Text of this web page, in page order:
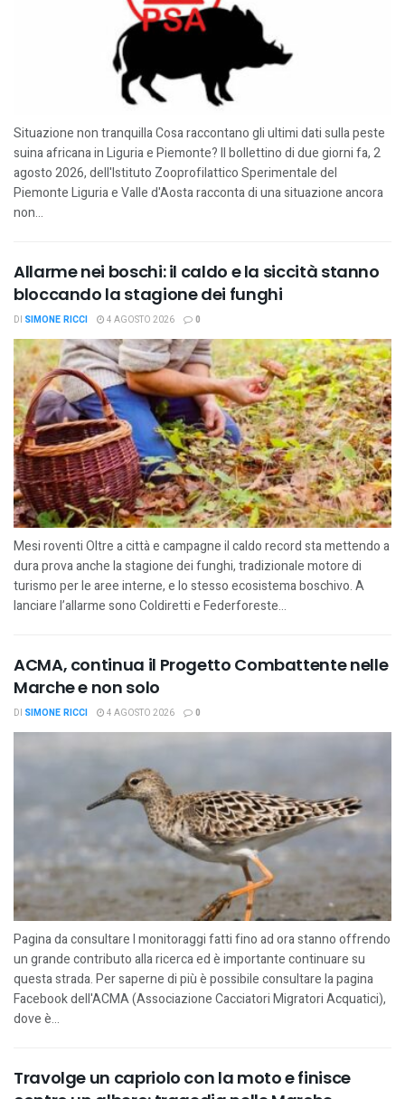
Situazione non tranquilla Cosa raccontano gli ultimi dati sulla peste
suina africana in Liguria e Piemonte? Il bollettino di due giorni fa, 2
agosto 2026, dell'Istituto Zooprofilattico Sperimentale del
Piemonte Liguria e Valle d'Aosta racconta di una situazione ancora
non...
Allarme nei boschi: il caldo e la siccità stanno
bloccando la stagione dei funghi
DI SIMONE RICCI 4 AGOSTO 2026 0
Mesi roventi Oltre a città e campagne il caldo record sta mettendo a
dura prova anche la stagione dei funghi, tradizionale motore di
turismo per le aree interne, e lo stesso ecosistema boschivo. A
lanciare l’allarme sono Coldiretti e Federforeste...
ACMA, continua il Progetto Combattente nelle
Marche e non solo
DI SIMONE RICCI 4 AGOSTO 2026 0
Pagina da consultare I monitoraggi fatti fino ad ora stanno offrendo
un grande contributo alla ricerca ed è importante continuare su
questa strada. Per saperne di più è possibile consultare la pagina
Facebook dell'ACMA (Associazione Cacciatori Migratori Acquatici),
dove è...
Travolge un capriolo con la moto e finisce